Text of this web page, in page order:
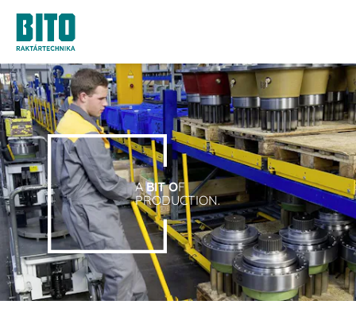
ABIT OF
PRODUCTION.